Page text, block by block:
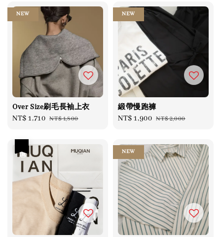
NEW
Over Size刷毛長袖上衣
Sale
NT$ 1,710 Regular
NT$ 1,800
NEW
緞帶慢跑褲
Sale
NT$ 1,900 Regular
NT$ 2,000
NEW